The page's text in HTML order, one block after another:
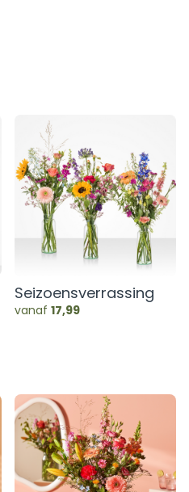
Seizoensverrassing
vanaf 17,99